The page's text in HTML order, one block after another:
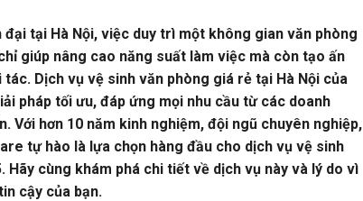
tại Hà Nội, việc duy trì một không gian văn phòng
giúp nâng cao năng suất làm việc mà còn tạo ấn
Dịch vụ vệ sinh văn phòng giá rẻ tại Hà Nội của
pháp tối ưu, đáp ứng mọi nhu cầu từ các doanh
Với hơn 10 năm kinh nghiệm, đội ngũ chuyên nghiệp,
tự hào là lựa chọn hàng đầu cho dịch vụ vệ sinh
Hãy cùng khám phá chi tiết về dịch vụ này và lý do vì
cậy của bạn.